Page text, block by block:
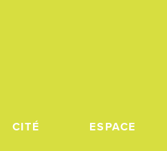
CITÉ ESPACE